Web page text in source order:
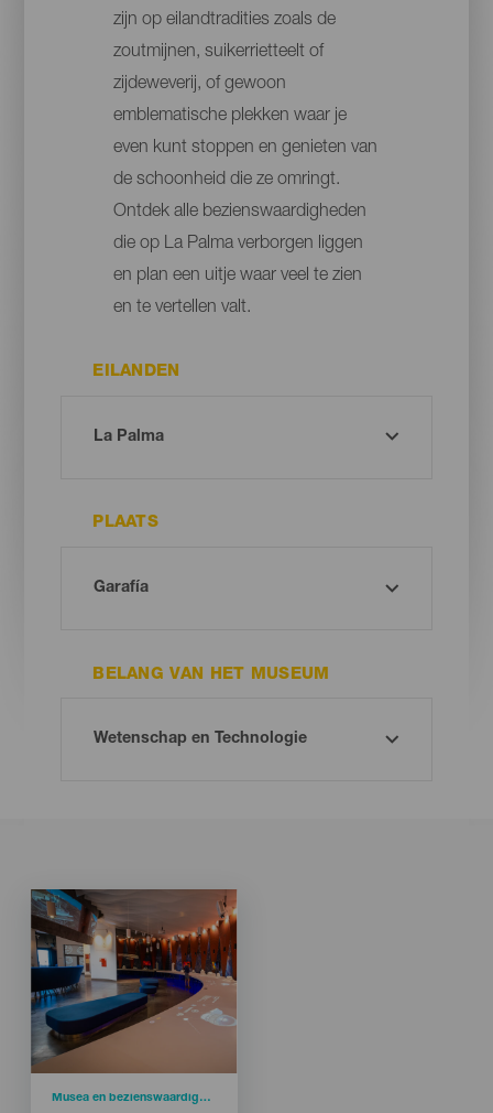
zijn op eilandtradities zoals de
zoutmijnen, suikerrietteelt of
zijdeweverij, of gewoon
emblematische plekken waar je
even kunt stoppen en genieten van
de schoonheid die ze omringt.
Ontdek alle bezienswaardigheden
die op La Palma verborgen liggen
en plan een uitje waar veel te zien
en te vertellen valt.
EILANDEN
PLAATS
BELANG VAN HET MUSEUM
Imagen
Listado
Imagen
Categoría Musea en bezienswaardigheden